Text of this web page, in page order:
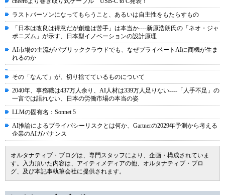
ラストパーソンになってもらうこと、あるいは自主性をもたらすもの
「日本は改良は得意だが創造は苦手」は本当か----新原浩朗氏の「ネオ・ジャ
ポニズム」が示す、日本型イノベーションの設計原理
AI市場の主流がパブリッククラウドでも、なぜプライベートAIに商機が生ま
れるのか
その「なんて」が、切り捨てているものについて
2040年、事務職は437万人余り、AI人材は339万人足りない----「人手不足」の
一言では語れない、日本の労働市場の本当の姿
LLMの固有名：Sonnet 5
AI推論によるプライバシーリスクとは何か、Gartnerの2029年予測から考える
企業のAIガバナンス
オルタナティブ・ブログは、専門スタッフにより、企画・構成されていま
す。入力頂いた内容は、アイティメディアの他、オルタナティブ・ブロ
グ、及び本記事執筆会社に提供されます。